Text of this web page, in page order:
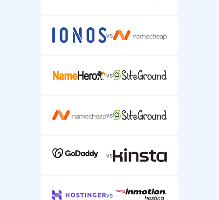
vs
vs
vs
vs
vs